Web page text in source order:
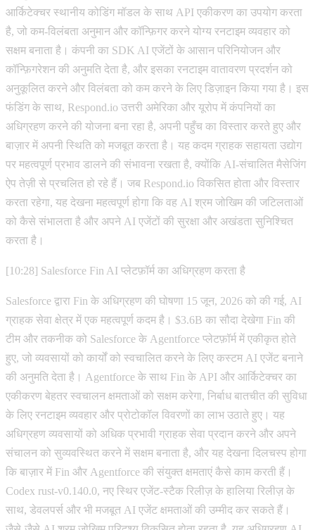
आर्किटेक्चर स्थानीय कोडिंग मॉडल के साथ API एकीकरण का उपयोग करता
है, जो कम-विलंबता अनुमान और कॉन्फ़िगर करने योग्य रनटाइम व्यवहार को
सक्षम बनाता है। कंपनी का SDK AI एजेंटों के आसान परिनियोजन और
कॉन्फ़िगरेशन की अनुमति देता है, और इसका रनटाइम वातावरण प्रदर्शन को
अनुकूलित करने और विलंबता को कम करने के लिए डिज़ाइन किया गया है। इस
फंडिंग के साथ, Respond.io उत्तरी अमेरिका और यूरोप में कंपनियों का
अधिग्रहण करने की योजना बना रहा है, अपनी पहुँच का विस्तार करते हुए और
बाज़ार में अपनी स्थिति को मजबूत करता है। यह कदम ग्राहक सहायता उद्योग
पर महत्वपूर्ण प्रभाव डालने की संभावना रखता है, क्योंकि AI-संचालित मैसेजिंग
ऐप तेज़ी से प्रचलित हो रहे हैं। जब Respond.io विकसित होता और विस्तार
करता रहेगा, यह देखना महत्वपूर्ण होगा कि वह AI श्रम जोखिम की जटिलताओं
को कैसे संभालता है और अपने AI एजेंटों की सुरक्षा और अखंडता सुनिश्चित
करता है।
[10:28] Salesforce Fin AI प्लेटफ़ॉर्म का अधिग्रहण करता है
Salesforce द्वारा Fin के अधिग्रहण की घोषणा 15 जून, 2026 को की गई, AI
ग्राहक सेवा क्षेत्र में एक महत्वपूर्ण कदम है। $3.6B का सौदा देखेगा Fin की
टीम और तकनीक को Salesforce के Agentforce प्लेटफ़ॉर्म में एकीकृत होते
हुए, जो व्यवसायों को कार्यों को स्वचालित करने के लिए कस्टम AI एजेंट बनाने
की अनुमति देता है। Agentforce के साथ Fin के API और आर्किटेक्चर का
एकीकरण बेहतर स्वचालन क्षमताओं को सक्षम करेगा, निर्बाध बातचीत की सुविधा
के लिए रनटाइम व्यवहार और प्रोटोकॉल विवरणों का लाभ उठाते हुए। यह
अधिग्रहण व्यवसायों को अधिक प्रभावी ग्राहक सेवा प्रदान करने और अपने
संचालन को सुव्यवस्थित करने में सक्षम बनाता है, और यह देखना दिलचस्प होगा
कि बाज़ार में Fin और Agentforce की संयुक्त क्षमताएं कैसे काम करती हैं।
Codex rust-v0.140.0, नए स्थिर एजेंट-स्टैक रिलीज़ के हालिया रिलीज़ के
साथ, डेवलपर्स और भी मजबूत AI एजेंट क्षमताओं की उम्मीद कर सकते हैं।